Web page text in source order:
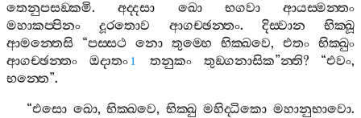
තෙනුපසඞ‍්කමි.අද‍්දසා ඛො භගවා
ආයස‍්මන‍්තං
මහාකප‍්පිනං
දූරතොව ආගච‍්ඡන‍්තං. දිස‍්වාන
භික‍්ඛූ
ආමන‍්තෙසි “පස‍්සථ නො තුම‍්හෙ භික‍්ඛවෙ, එතං භික‍්ඛුං
ආගච‍්ඡන‍්තං
ඔදාතං 1 තනුකං තුඞ‍්ගනාසික”න‍්ති? “එවං,
භන‍්තෙ”.
“එසො ඛො,භික‍්ඛවෙ,භික‍්ඛු මහිද‍්ධිකො මහානුභාවො.